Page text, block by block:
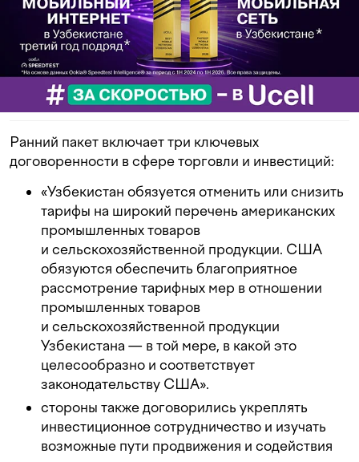
Ранний пакет включает три ключевых
договоренности в сфере торговли и инвестиций:
«Узбекистан обязуется отменить или снизить
тарифы на широкий перечень американских
промышленных товаров
и сельскохозяйственной продукции. США
обязуются обеспечить благоприятное
рассмотрение тарифных мер в отношении
промышленных товаров
и сельскохозяйственной продукции
Узбекистана — в той мере, в какой это
целесообразно и соответствует
законодательству США».
стороны также договорились укреплять
инвестиционное сотрудничество и изучать
возможные пути продвижения и содействия